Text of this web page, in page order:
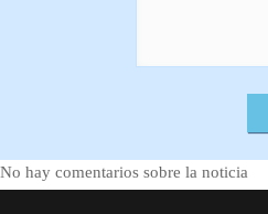
No hay comentarios sobre la noticia